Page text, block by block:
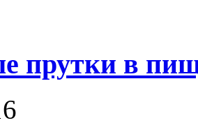
прутки в